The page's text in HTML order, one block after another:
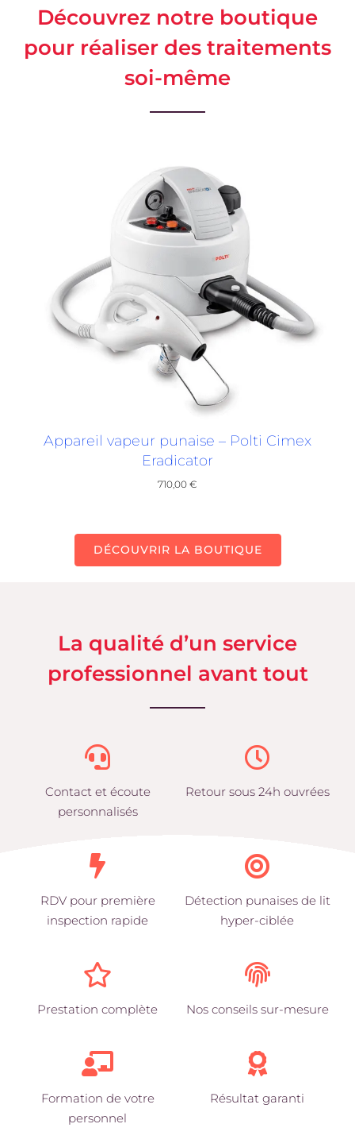
Découvrez notre boutique
pour réaliser des traitements
soi-même
Appareil vapeur punaise – Polti Cimex
Eradicator
710,00€
DÉCOUVRIR LA BOUTIQUE
La qualité d’un service
professionnel avant tout
Contact et écoute
personnalisés
Retour sous 24h ouvrées
RDV pour première
inspection rapide
Détection punaises de lit
hyper-ciblée
Prestation complète Nos conseils sur-mesure
Formation de votre
personnel
Résultat garanti